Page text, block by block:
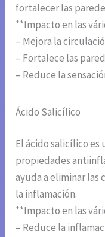
fortalecer las
**Impacto en las
– Mejora la
– Fortalece las
– Reduce la
Ácido Salicílico
El ácido salicílico
propiedades
ayuda a eliminar
la inflamación.
**Impacto en las
– Reduce la